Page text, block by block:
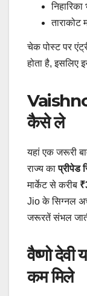
ताराकोट
चेक पोस्ट पर
होता है, इसलिए
Vaishno
कैसे ले
यहां एक जरूरी
राज्य काप्रीपेड
मार्केट से करीब
Jio के सिग्नल
जरूरतें संभल
वैष्णो
कम मिले